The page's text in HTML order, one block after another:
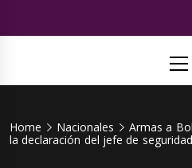
Home Nacionales
Armas a
la declaración del jefe de